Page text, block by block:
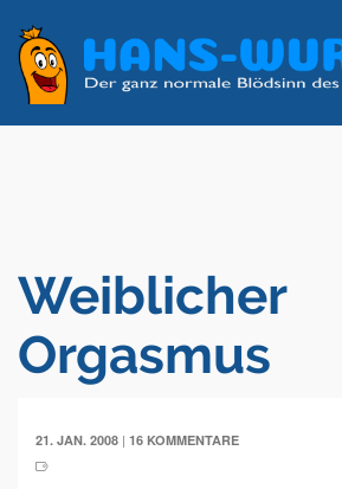
Weiblicher
Orgasmus
21. JAN. 2008 | 16 KOMMENTARE